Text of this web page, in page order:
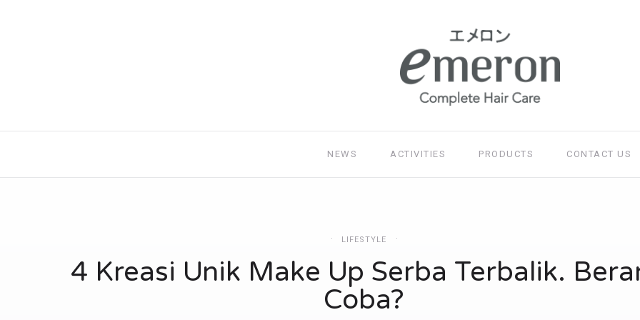
NEWS ACTIVITIES PRODUCTS CONTACT US
LIFESTYLE
4 Kreasi Unik Make Up Serba Terbalik.
Coba?